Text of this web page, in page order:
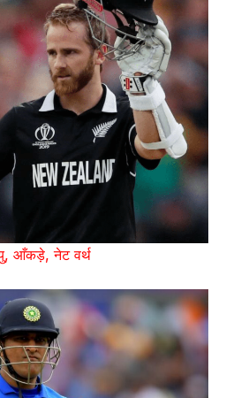
आँकड़े, नेट वर्थ